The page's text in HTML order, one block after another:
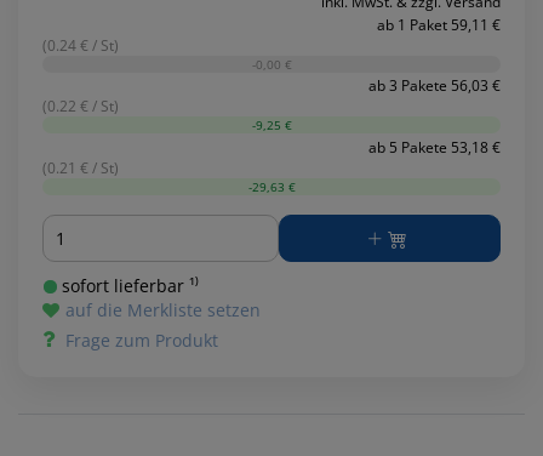
ab 1 Paket 59,11 €
(0.24 € / St)
-0,00 €
ab 3 Pakete 56,03 €
(0.22 € / St)
-9,25 €
ab 5 Pakete 53,18 €
(0.21 € / St)
-29,63 €
Menge
sofort lieferbar ¹⁾
auf die Merkliste setzen
Frage zum Produkt